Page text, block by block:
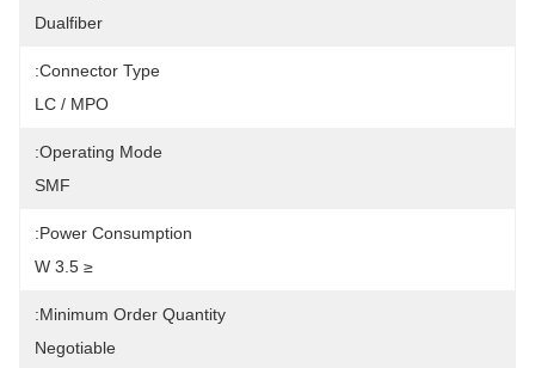
Dualfiber
Connector Type:
LC / MPO
Operating Mode:
SMF
Power Consumption:
≤ 3.5 W
Minimum Order Quantity:
Negotiable